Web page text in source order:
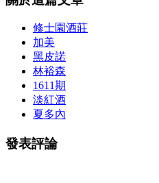
修士園酒莊
加美
黑皮諾
林裕森
1611期
淡紅酒
夏多內
發表評論